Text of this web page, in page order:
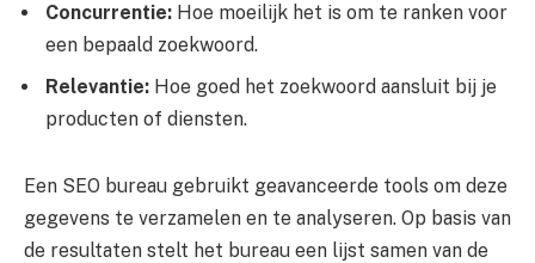
Concurrentie: Hoe moeilijk het is om te ranken voor
een bepaald zoekwoord.
Relevantie: Hoe goed het zoekwoord aansluit bij je
producten of diensten.
Een SEO bureau gebruikt geavanceerde tools om deze
gegevens te verzamelen en te analyseren. Op basis van
de resultaten stelt het bureau een lijst samen van de